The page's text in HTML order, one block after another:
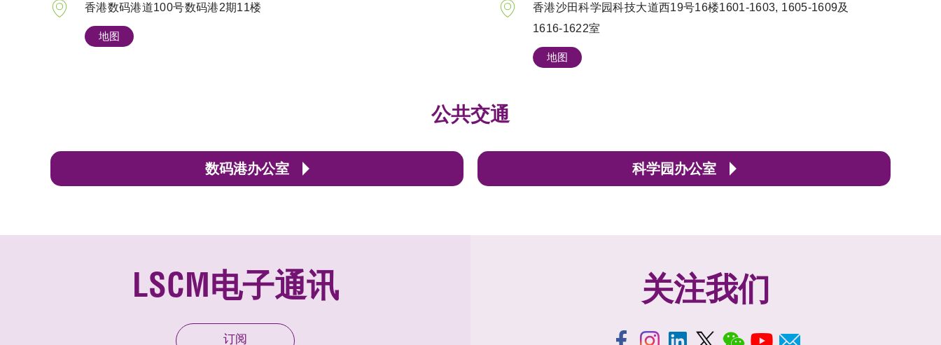
香港数码港道100号数码港2期11楼
地图
香港沙田科学园科技大道西19号16楼1601-1603, 1605-1609及
1616-1622室
地图
公共交通
数码港办公室 科学园办公室
LSCM电子通讯
订阅
关注我们